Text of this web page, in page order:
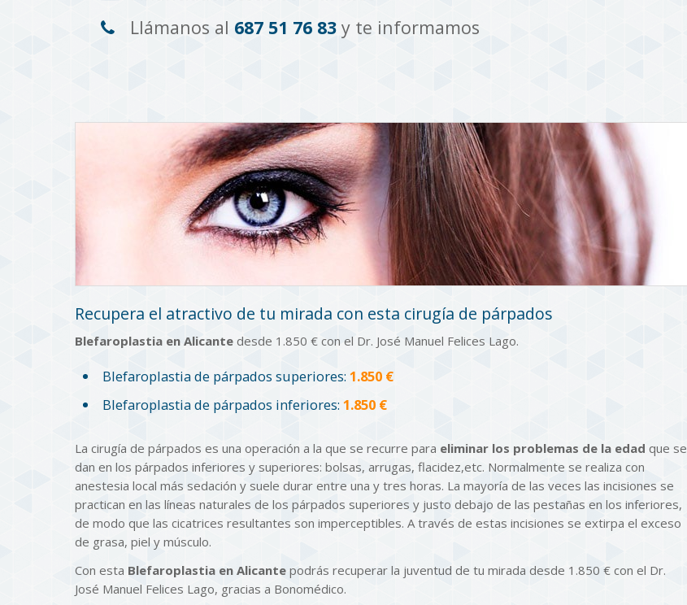
Llámanos al 687 51 76 83 y te informamos
Recupera el atractivo de tu mirada con esta cirugía de párpados
Blefaroplastia en Alicante desde 1.850 € con el Dr. José Manuel Felices Lago.
Blefaroplastia de párpados superiores: 1.850 €
Blefaroplastia de párpados inferiores: 1.850 €
La cirugía de párpados es una operación a la que se recurre para eliminar los problemas de la edad que se
dan en los párpados inferiores y superiores: bolsas, arrugas, flacidez,etc. Normalmente se realiza con
anestesia local más sedación y suele durar entre una y tres horas. La mayoría de las veces las incisiones se
practican en las líneas naturales de los párpados superiores y justo debajo de las pestañas en los inferiores,
de modo que las cicatrices resultantes son imperceptibles. A través de estas incisiones se extirpa el exceso
de grasa, piel y músculo.
Con esta Blefaroplastia en Alicante podrás recuperar la juventud de tu mirada desde 1.850 € con el Dr.
José Manuel Felices Lago, gracias a Bonomédico.